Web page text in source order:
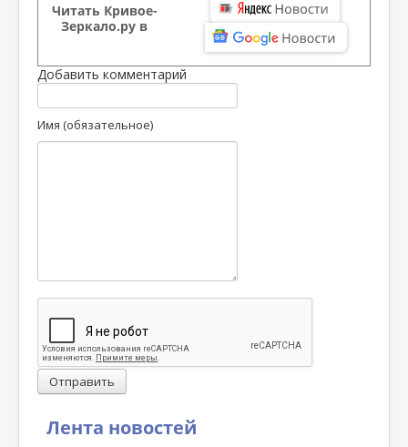
Лента новостей
Читать Кривое-
Зеркало.ру в
Добавить комментарий
Имя (обязательное)
Отправить